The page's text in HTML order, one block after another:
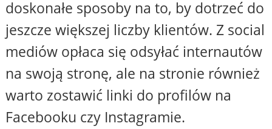
doskonałe sposoby na to, by dotrzeć do
jeszcze większej liczby klientów. Z social
mediów opłaca się odsyłać internautów
na swoją stronę, ale na stronie również
warto zostawić linki do profilów na
Facebooku czy Instagramie.